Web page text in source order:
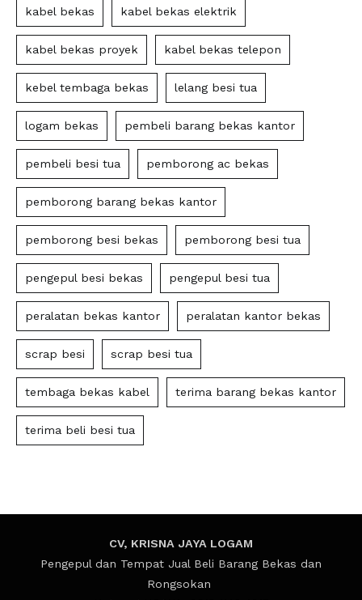
kabel bekas kabel bekas elektrik
kabel bekas proyek kabel bekas telepon
kebel tembaga bekas lelang besi tua
logam bekas pembeli barang bekas kantor
pembeli besi tua pemborong ac bekas
pemborong barang bekas kantor
pemborong besi bekas pemborong besi tua
pengepul besi bekas pengepul besi tua
peralatan bekas kantor peralatan kantor bekas
scrap besi scrap besi tua
tembaga bekas kabel terima barang bekas kantor
terima beli besi tua
CV, KRISNA JAYA LOGAM
Pengepul dan Tempat Jual Beli Barang Bekas dan
Rongsokan